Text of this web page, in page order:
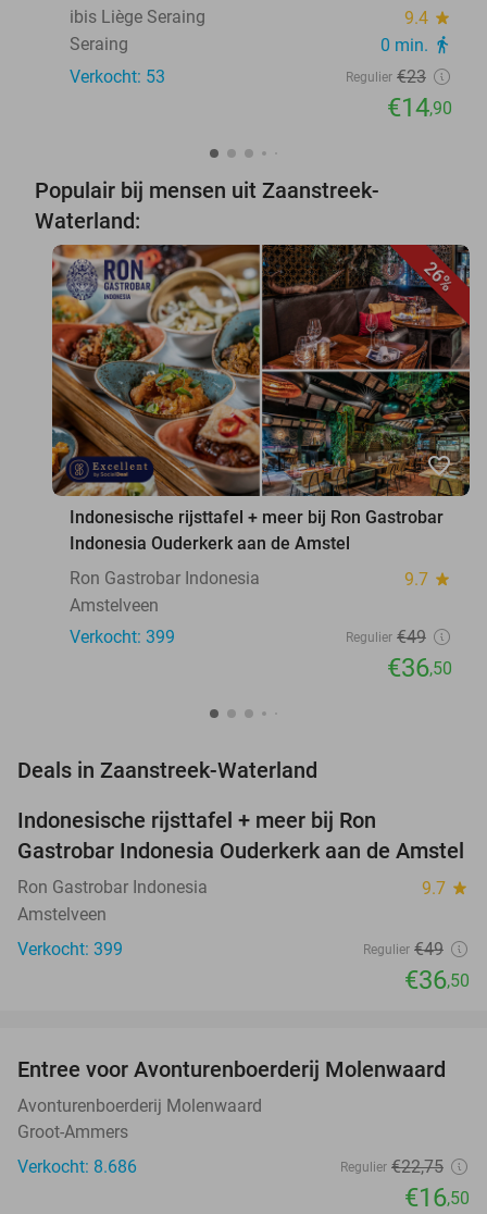
ibis Liège Seraing 9.4 star
Seraing 0 min. directions_walk
Verkocht: 53 Regulier €23
€14,90
Populair bij mensen uit Zaanstreek-
Waterland:
26%
favorite_border
Indonesische rijsttafel + meer bij Ron Gastrobar
Indonesia Ouderkerk aan de Amstel
Ron Gastrobar Indonesia
9.7 star
Amstelveen
Verkocht: 399
Regulier €49
€36,50
Deals in Zaanstreek-Waterland
Indonesische rijsttafel + meer bij Ron
Gastrobar Indonesia Ouderkerk aan de Amstel
Ron Gastrobar Indonesia 9.7 star
Amstelveen
Verkocht: 399
Regulier €49
€36,50
27%
Entree voor Avonturenboerderij Molenwaard
Avonturenboerderij Molenwaard
Groot-Ammers
Verkocht: 8.686
Regulier €22,75
€16,50